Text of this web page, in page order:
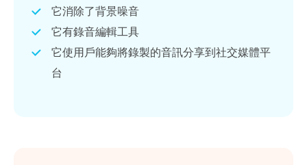
它消除了背景噪音
它有錄音編輯工具
它使用戶能夠將錄製的音訊分享到社交媒體平
台